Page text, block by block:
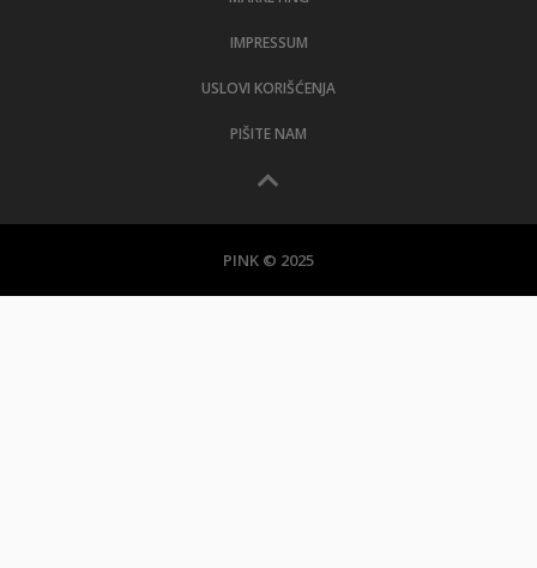
IMPRESSUM
USLOVI KORIŠĆENJA
PIŠITE NAM
PINK © 2025